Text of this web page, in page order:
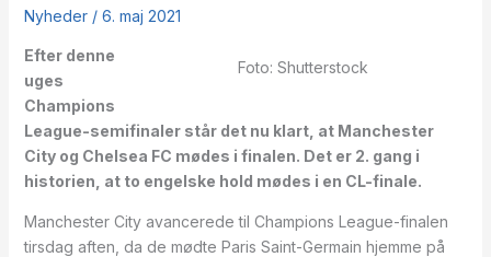
Nyheder/ 6. maj 2021
Foto: Shutterstock
Efter denne
uges
Champions
League-semifinaler står det nu klart, at Manchester
City og Chelsea FC mødes i finalen. Det er 2. gang i
historien, at to engelske hold mødes i en CL-finale.
Manchester City avancerede til Champions League-finalen
tirsdag aften, da de mødte Paris Saint-Germain hjemme på